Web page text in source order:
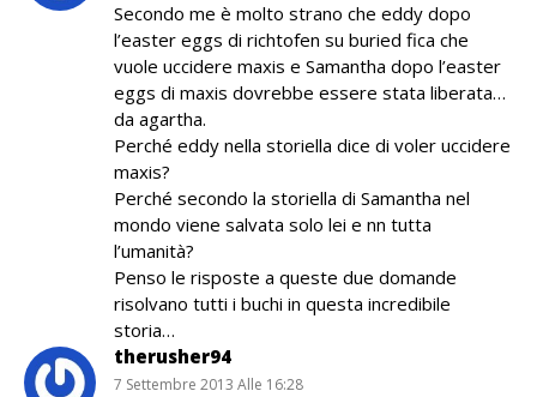
Secondo me è molto strano che eddy dopo
l’easter eggs di richtofen su buried fica che
vuole uccidere maxis e Samantha dopo l’easter
eggs di maxis dovrebbe essere stata liberata…
da agartha.
Perché eddy nella storiella dice di voler uccidere
maxis?
Perché secondo la storiella di Samantha nel
mondo viene salvata solo lei e nn tutta
l’umanità?
Penso le risposte a queste due domande
risolvano tutti i buchi in questa incredibile
storia…
therusher94
7 Settembre 2013 Alle 16:28